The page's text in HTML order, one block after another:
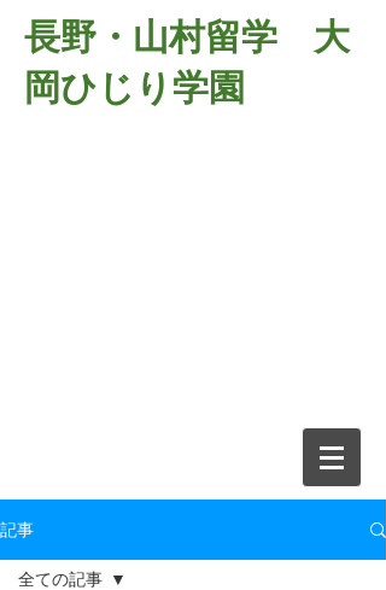
長野・山村留学 大
岡ひじり学園
記事
全ての記事